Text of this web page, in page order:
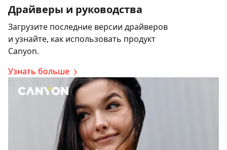
Драйверы и руководства
Загрузите последние версии драйверов
и узнайте, как использовать продукт
Canyon.
Узнать больше